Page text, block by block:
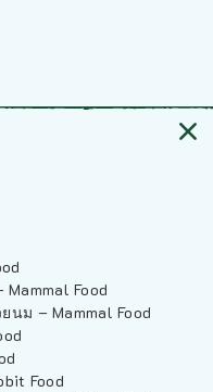
Food
นม – Mammal Food
Food